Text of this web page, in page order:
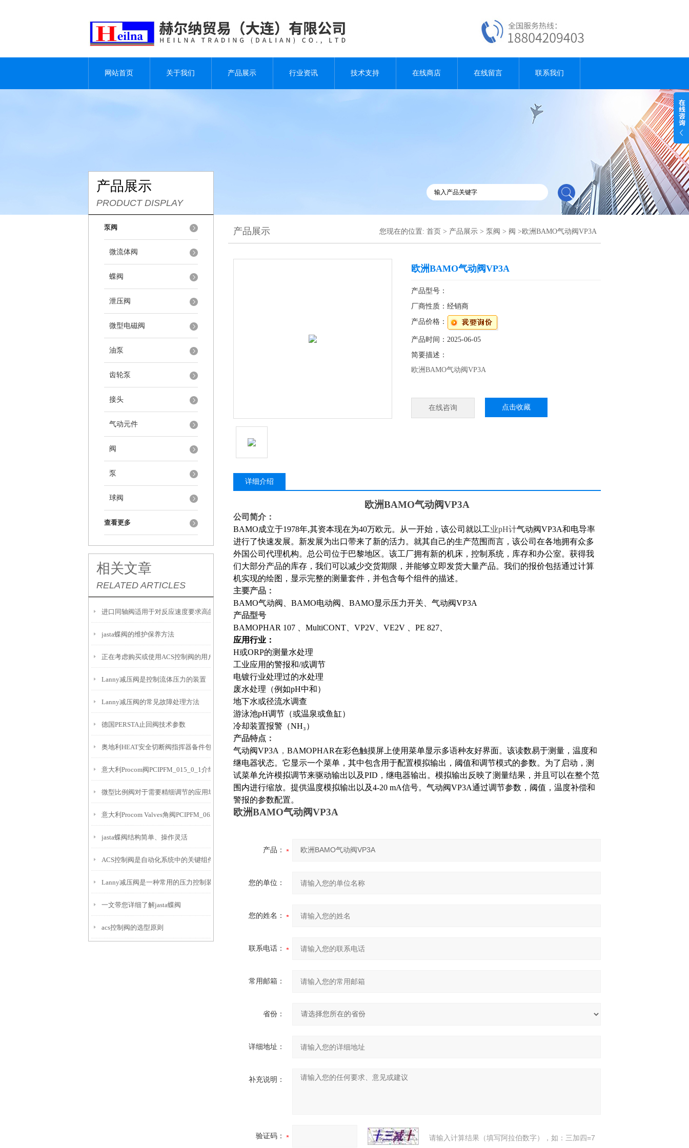
网站首页 关于我们 产品展示 行业资讯 技术支持 在线商店 在线留言 联系我们
产品展示
PRODUCT DISPLAY
泵阀
微流体阀
蝶阀
泄压阀
微型电磁阀
油泵
齿轮泵
接头
气动元件
阀
泵
球阀
查看更多
相关文章
RELATED ARTICLES
进口同轴阀适用于对反应速度要求高的工况中
jasta蝶阀的维护保养方法
正在考虑购买或使用ACS控制阀的用户，以下是一些建议
Lanny减压阀是控制流体压力的装置
Lanny减压阀的常见故障处理方法
德国PERSTA止回阀技术参数
奥地利HEAT安全切断阀指挥器备件包G612-G190144介绍
意大利Procom阀PCIPFM_015_0_1介绍
微型比例阀对于需要精细调节的应用场景非常重要
意大利Procom Valves角阀PCIPFM_065_3_1介绍
jasta蝶阀结构简单、操作灵活
ACS控制阀是自动化系统中的关键组件
Lanny减压阀是一种常用的压力控制装置
一文带您详细了解jasta蝶阀
acs控制阀的选型原则
产品展示 您现在的位置: 首页 > 产品展示 > 泵阀 > 阀 >欧洲BAMO气动阀VP3A
欧洲BAMO气动阀VP3A
产品型号：
厂商性质：经销商
产品价格：
产品时间：2025-06-05
简要描述：
欧洲BAMO气动阀VP3A
BAMO成立于1978年,其资本现在为40万欧元。从一开始，该
立即发货大量产品。我们的报价包
在线咨询 点击收藏
详细介绍
欧洲BAMO气动阀VP3A
公司简介：
BAMO成立于1978年,其资本现在为40万欧元。从一开始，该公司 就以工业pH计气动阀VP3A和电导率
进行了快速发展。新发展为出口带来了新的活力。就其自己的生产范围而言，该公司在各地拥有众多
外国公司代理机构。总公司位于巴黎地区。该工厂拥有新的机床，控制系统，库存和办公室。获得我
们大部分产品的库存，我们可以减少交货期限，并能够立即发货大量产品。我们的报价包括通过计算
机实现的绘图，显示完整的测量套件，并包含每个组件的描述。
主要产品：
BAMO气动阀 BAMO电动阀 BAMO显示压力开关 气动阀VP3A
产品型号
BAMOPHAR 107
MultiCONT VP2V VE2V PE 827
应用行业：
H或ORP的测量水处理
工业应用的警报和/或调节
电镀行业处理过的水处理
废水处理（例如pH中和）
地下水或径流水调查
游泳池pH调节（或温泉或鱼缸）
冷却装置报警（NH₃）
产品特点：
气动阀VP3A ， BAMOPHAR在彩色触摸屏上使用菜单显示多语种友好界面。该读数易于测量，温度和
继电器状态。它显示一个菜单，其中包含用于配置模拟输出，阈值和调节模式的参数。为了启动，测
试菜单允许模拟调节来驱动输出以及PID，继电器输出。模拟输出反映了测量结果，并且可以在整个范
围内进行缩放。提供温度模拟输出以及4-20 mA信号。气动阀VP3A通过调节参数，阈值，温度补偿和
警报的参数配置。
欧洲BAMO气动阀VP3A
产品：
您的单位：
您的姓名：
联系电话：
常用邮箱：
省份：
详细地址：
补充说明：
验证码： 请输入计算结果（填写阿拉伯数字），如：三加四=7